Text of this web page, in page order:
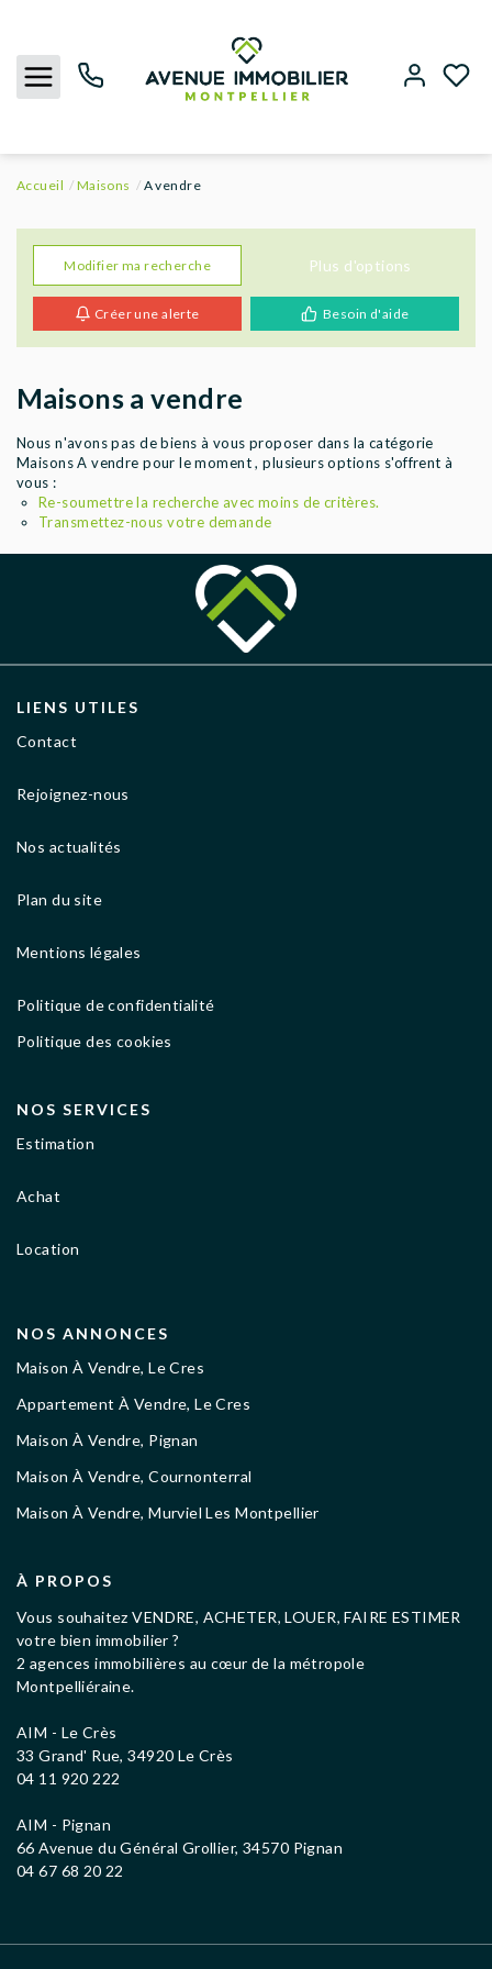
ACHETER
LOUER
BIENS VENDUS
ESTIMER
AGENCES
Accueil Maisons A vendre
Modifier ma recherche Plus d'options
Créer une alerte Besoin d'aide
Maisons a vendre
Nous n'avons pas de biens à vous proposer dans la catégorie
Maisons A vendre pour le moment , plusieurs options s'offrent à
vous :
Re-soumettre la recherche avec moins de critères.
Transmettez-nous votre demande
LIENS UTILES
Contact
Rejoignez-nous
Nos actualités
Plan du site
Mentions légales
Politique de confidentialité
Politique des cookies
NOS SERVICES
Estimation
Achat
Location
NOS ANNONCES
Maison À Vendre, Le Cres
Appartement À Vendre, Le Cres
Maison À Vendre, Pignan
Maison À Vendre, Cournonterral
Maison À Vendre, Murviel Les Montpellier
À PROPOS
Vous souhaitez VENDRE, ACHETER, LOUER, FAIRE ESTIMER
votre bien immobilier ?
2 agences immobilières au cœur de la métropole
Montpelliéraine.
AIM - Le Crès
33 Grand' Rue, 34920 Le Crès
04 11 920 222
AIM - Pignan
66 Avenue du Général Grollier, 34570 Pignan
04 67 68 20 22